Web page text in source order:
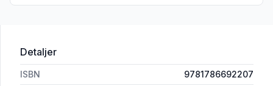
Detaljer
ISBN
9781786692207